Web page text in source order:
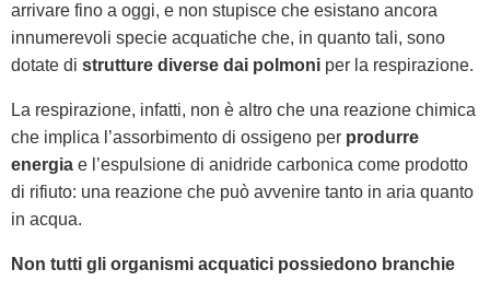
arrivare fino a oggi, e non stupisce che esistano ancora
innumerevoli specie acquatiche che, in quanto tali, sono
dotate di strutture diverse dai polmoni per la respirazione.
La respirazione, infatti, non è altro che una reazione chimica
che implica l’assorbimento di ossigeno per produrre
energia e l’espulsione di anidride carbonica come prodotto
di rifiuto: una reazione che può avvenire tanto in aria quanto
in acqua.
Non tutti gli organismi acquatici possiedono branchie